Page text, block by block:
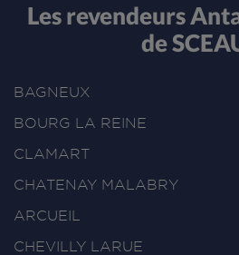
Les revendeurs
de
BAGNEUX
BOURG LA REINE
CLAMART
CHATENAY MALABRY
ARCUEIL
CHEVILLY LARUE